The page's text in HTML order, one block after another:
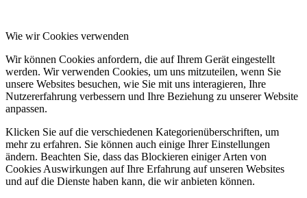
Wie wir Cookies verwenden
Wir können Cookies anfordern, die auf Ihrem Gerät eingestellt
werden. Wir verwenden Cookies, um uns mitzuteilen, wenn Sie
unsere Websites besuchen, wie Sie mit uns interagieren, Ihre
Nutzererfahrung verbessern und Ihre Beziehung zu unserer Website
anpassen.
Klicken Sie auf die verschiedenen Kategorienüberschriften, um
mehr zu erfahren. Sie können auch einige Ihrer Einstellungen
ändern. Beachten Sie, dass das Blockieren einiger Arten von
Cookies Auswirkungen auf Ihre Erfahrung auf unseren Websites
und auf die Dienste haben kann, die wir anbieten können.